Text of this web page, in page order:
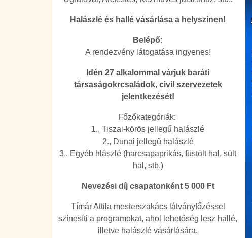
Halászlé és hallé vásárlása a helyszínen!
Belépő:
A rendezvény látogatása ingyenes!
Idén 27 alkalommal várjuk baráti
társaságokrcsaládok, civil szervezetek
jelentkezését!
Főzőkategóriák:
1., Tiszai-körös jellegű halászlé
2., Dunai jellegű halászlé
3., Egyéb hlászlé (harcsapaprikás, füstölt hal, sült
hal, stb.)
Nevezési díj csapatonként 5 000 Ft
Tímár Attila mesterszakács látványfőzéssel
színesíti a programokat, ahol lehetőség lesz hallé,
illetve halászlé vásárlására.